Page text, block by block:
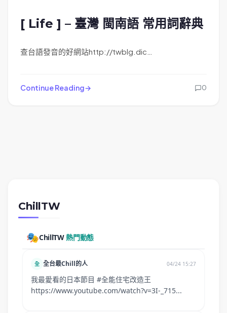
[ Life ] – 臺灣 閩南語 常用詞辭典
查台語發音的好網站http://twblg.dic…
Continue Reading 0
ChillTW